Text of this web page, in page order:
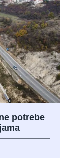
potrebe